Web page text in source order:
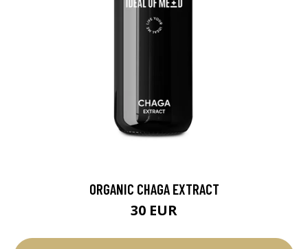
ORGANIC CHAGA EXTRACT
30 EUR